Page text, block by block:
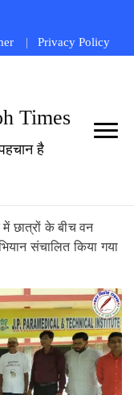
Privacy Policy
Times
पहचान है
में छात्रों के बीच वन
संचालित किया गया